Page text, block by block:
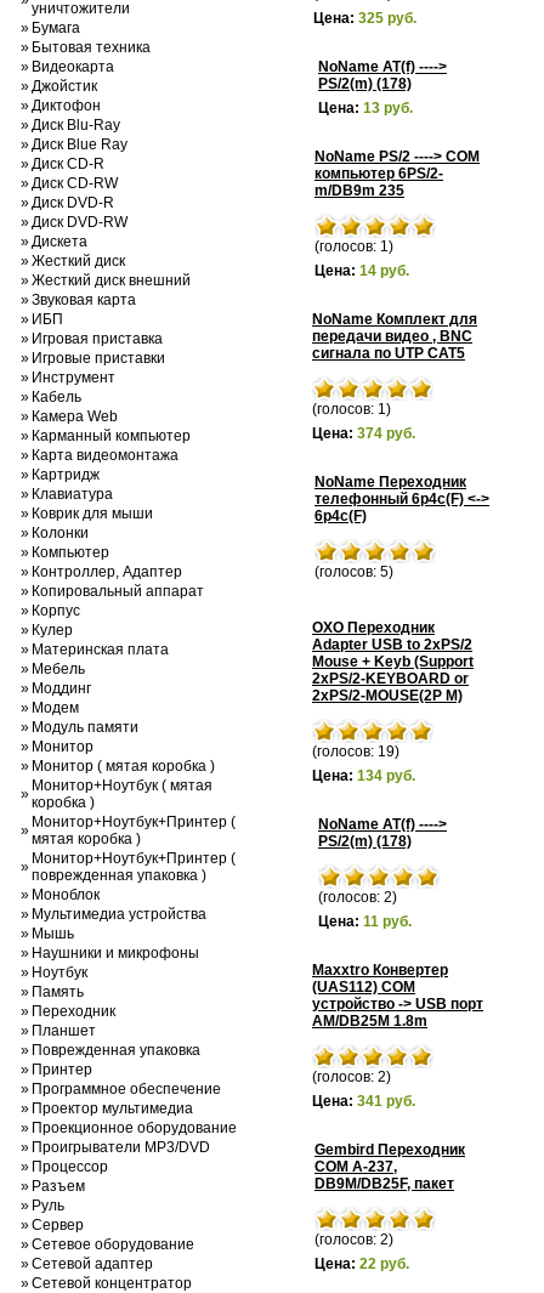
уничтожители
» Бумага
» Бытовая техника
» Видеокарта
»Джойстик
»Диктофон
»Диск Blu-Ray
»Диск Blue Ray
»Диск CD-R
»Диск CD-RW
»Диск DVD-R
»Диск DVD-RW
»Дискета
»Жесткий диск
»Жесткий диск внешний
»Звуковая карта
» ИБП
» Игровая приставка
» Игровые приставки
» Инструмент
» Кабель
» Камера Web
» Карманный компьютер
» Карта видеомонтажа
» Картридж
» Клавиатура
» Коврик для мыши
» Колонки
» Компьютер
» Контроллер, Адаптер
» Копировальный аппарат
» Корпус
» Кулер
» Материнская плата
» Мебель
» Моддинг
» Модем
» Модуль памяти
» Монитор
» Монитор ( мятая коробка )
» Монитор+Ноутбук ( мятая
коробка )
» Монитор+Ноутбук+Принтер (
мятая коробка )
» Монитор+Ноутбук+Принтер (
поврежденная упаковка )
» Моноблок
» Мультимедиа устройства
» Мышь
» Наушники и микрофоны
» Ноутбук
» Память
» Переходник
» Планшет
» Поврежденная упаковка
» Принтер
» Программное обеспечение
» Проектор мультимедиа
» Проекционное оборудование
» Проигрыватели MP3/DVD
» Процессор
» Разъем
» Руль
»Сервер
»Сетевое оборудование
»Сетевой адаптер
»Сетевой концентратор
Цена: 325 руб.
NoName AT(f) ---->
PS/2(m) (178)
Цена: 13 руб.
NoName PS/2 ----> COM
компьютер 6PS/2-
m/DB9m 235
(голосов: 1)
Цена: 14 руб.
NoName Комплект для
передачи видео , BNC
сигнала по UTP CAT5
(голосов: 1)
Цена: 374 руб.
NoName Переходник
телефонный 6p4c(F) <->
6p4c(F)
(голосов: 5)
OXO Переходник
Adapter USB to 2xPS/2
Mouse + Keyb (Support
2xPS/2-KEYBOARD or
2xPS/2-MOUSE(2P M)
(голосов: 19)
Цена: 134 руб.
NoName AT(f) ---->
PS/2(m) (178)
(голосов: 2)
Цена: 11 руб.
Maxxtro Конвертер
(UAS112) COM
устройство -> USB порт
AM/DB25M 1.8m
(голосов: 2)
Цена: 341 руб.
Gembird Переходник
COM A-237,
DB9M/DB25F, пакет
(голосов: 2)
Цена: 22 руб.